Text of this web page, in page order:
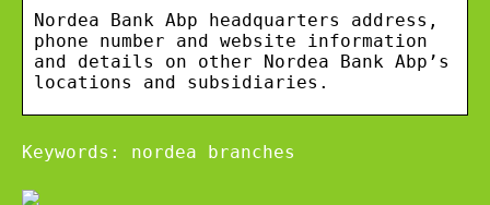
Nordea Bank Abp headquarters address,
phone number and website information
and details on other Nordea Bank Abp’s
locations and subsidiaries.
Keywords: nordea branches